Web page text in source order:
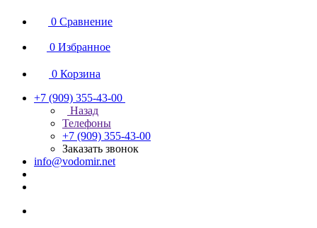
0 Сравнение
0 Избранное
0 Корзина
+7 (909) 355-43-00
Назад
Телефоны
+7 (909) 355-43-00
Заказать звонок
info@vodomir.net